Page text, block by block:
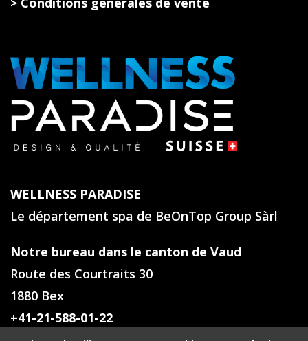
WELLNESS PARADISE
Le département spa de BeOnTop Group Sàrl
Notre bureau dans le canton de Vaud
Route des Courtraits 30
1880 Bex
+41-21-588-01-22